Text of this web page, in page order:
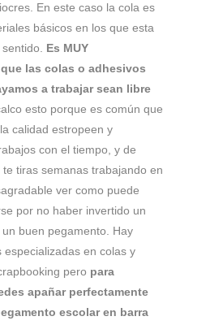
En este caso la cola es
básicos en los que esta
Es MUY
que las colas o adhesivos
a trabajar sean libre
esto porque es común que
calidad estropeen y
con el tiempo, y de
tiras semanas trabajando en
ver como puede
por no haber invertido un
buen pegamento. Hay
especializadas en colas y
pero para
apañar perfectamente
escolar en barra